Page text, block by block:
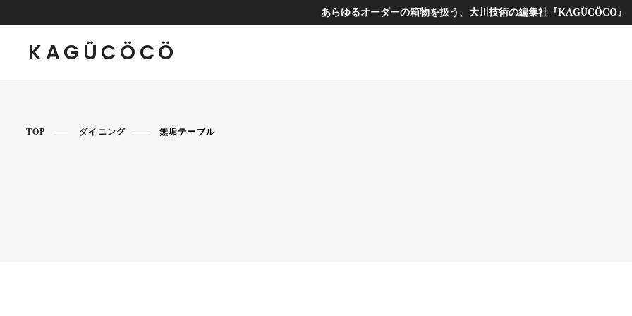
あらゆるオーダーの箱物を扱う、大川技術の編集社『KAGÜCÖCO』
KAGÜCÖCÖ
TOP ダイニング 無垢テーブル